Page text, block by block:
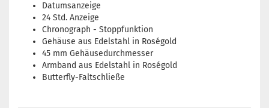
Datumsanzeige
24 Std. Anzeige
Chronograph - Stoppfunktion
Gehäuse aus Edelstahl in Roségold
45 mm Gehäusedurchmesser
Armband aus Edelstahl in Roségold
Butterfly-Faltschließe